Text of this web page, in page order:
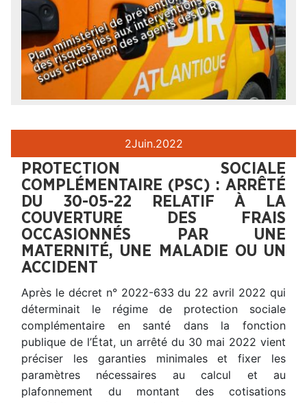
2Juin.2022
PROTECTION SOCIALE
COMPLÉMENTAIRE (PSC) : ARRÊTÉ
DU 30-05-22 RELATIF À LA
COUVERTURE DES FRAIS
OCCASIONNÉS PAR UNE
MATERNITÉ, UNE MALADIE OU UN
ACCIDENT
Après le décret n° 2022-633 du 22 avril 2022 qui
déterminait le régime de protection sociale
complémentaire en santé dans la fonction
publique de l’État, un arrêté du 30 mai 2022 vient
préciser les garanties minimales et fixer les
paramètres nécessaires au calcul et au
plafonnement du montant des cotisations